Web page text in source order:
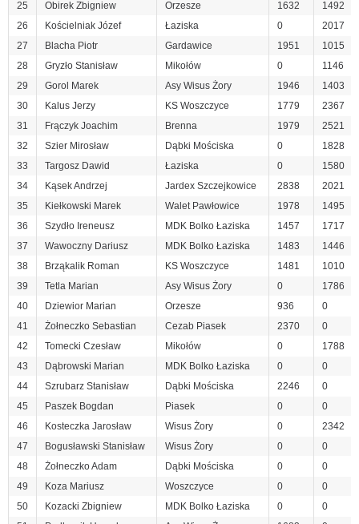
25
Obirek Zbigniew Orzesze 1632
1492
26
Kościelniak Józef Łaziska 0
2017
27
Blacha Piotr Gardawice 1951
1015
28
Gryzło Stanisław Mikołów 0
1146
29
Gorol Marek Asy Wisus Żory 1946
1403
30
Kalus Jerzy KS Woszczyce 1779
2367
31
Frączyk Joachim Brenna 1979
2521
32
Szier Mirosław Dąbki Mościska 0
1828
33
Targosz Dawid Łaziska 0
1580
34
Kąsek Andrzej Jardex Szczejkowice 2838
2021
35
Kiełkowski Marek Walet Pawłowice 1978
1495
36
Szydło Ireneusz MDK Bolko Łaziska 1457
1717
37
Wawoczny Dariusz MDK Bolko Łaziska 1483
1446
38
Brząkalik Roman KS Woszczyce 1481
1010
39
Tetla Marian Asy Wisus Żory 0
1786
40
Dziewior Marian Orzesze 936
0
41
Żołneczko Sebastian Cezab Piasek 2370
0
42
Tomecki Czesław Mikołów 0
1788
43
Dąbrowski Marian MDK Bolko Łaziska 0
0
44
Szrubarz Stanisław Dąbki Mościska 2246
0
45
Paszek Bogdan Piasek 0
0
46
Kosteczka Jarosław Wisus Żory 0
2342
47
Bogusławski Stanisław Wisus Żory 0
0
48
Żołneczko Adam Dąbki Mościska 0
0
49
Koza Mariusz Woszczyce 0
0
50
Kozacki Zbigniew MDK Bolko Łaziska 0
0